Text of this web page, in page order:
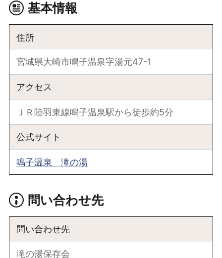
基本情報
住所
宮城県大崎市鳴子温泉字湯元47-1
アクセス
ＪＲ陸羽東線鳴子温泉駅から徒歩約5分
公式サイト
鳴子温泉 滝の湯
問い合わせ先
問い合わせ先
滝の湯保存会